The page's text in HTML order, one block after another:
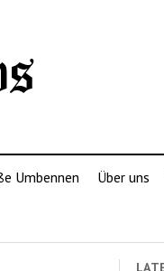
Umbennen Über uns